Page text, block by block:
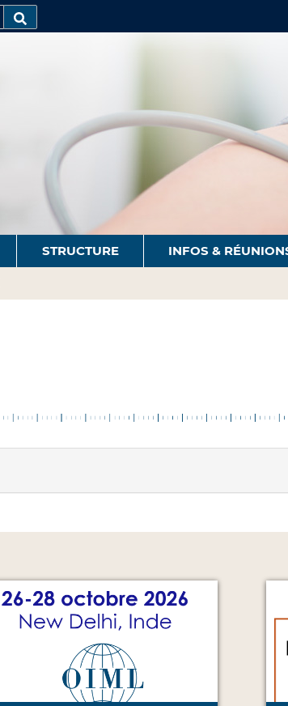
STRUCTURE INFOS &